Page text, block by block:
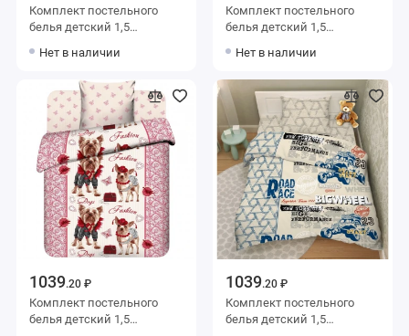
Комплект постельного
белья детский 1,5
наволочкой 50х70 Машины
Нет в наличии
Комплект постельного
белья детский 1,5
наволочкой 70х70
Нет в наличии
1039.20 ₽
Комплект постельного
белья детский 1,5
1039.20 ₽
Комплект постельного
белья детский 1,5